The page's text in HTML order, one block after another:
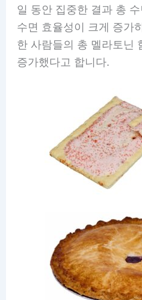
일 동안 집중한 결과 총
수면 효율성이 크게 증가
한 사람들의 총 멜라토닌
증가했다고 합니다.